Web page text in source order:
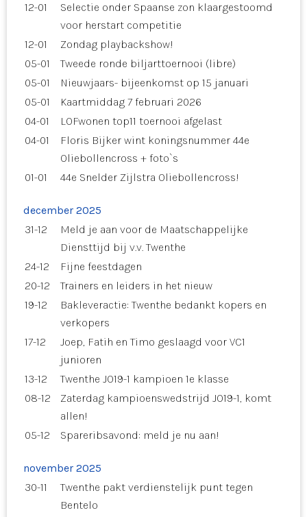
12-01
Selectie onder Spaanse zon klaargestoomd
voor herstart competitie
12-01
Zondag playbackshow!
05-01
Tweede ronde biljarttoernooi (libre)
05-01
Nieuwjaars- bijeenkomst op 15 januari
05-01
Kaartmiddag 7 februari 2026
04-01
LOFwonen top11 toernooi afgelast
04-01
Floris Bijker wint koningsnummer 44e
Oliebollencross + foto`s
01-01
44e Snelder Zijlstra Oliebollencross!
december 2025
31-12
Meld je aan voor de Maatschappelijke
Diensttijd bij v.v. Twenthe
24-12
Fijne feestdagen
20-12
Trainers en leiders in het nieuw
19-12
Bakleveractie: Twenthe bedankt kopers en
verkopers
17-12
Joep, Fatih en Timo geslaagd voor VC1
junioren
13-12
Twenthe JO19-1 kampioen 1e klasse
08-12
Zaterdag kampioenswedstrijd JO19-1, komt
allen!
05-12
Spareribsavond: meld je nu aan!
november 2025
30-11
Twenthe pakt verdienstelijk punt tegen
Bentelo